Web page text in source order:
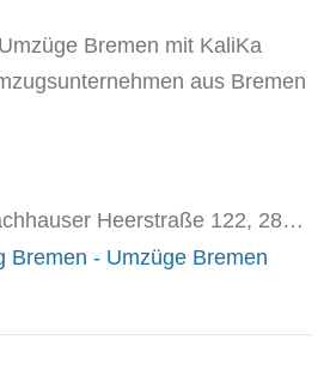
Bremen mit KaliKa
aus Bremen
Heerstraße 122, 28209 Bremen
Bremen - Umzüge Bremen